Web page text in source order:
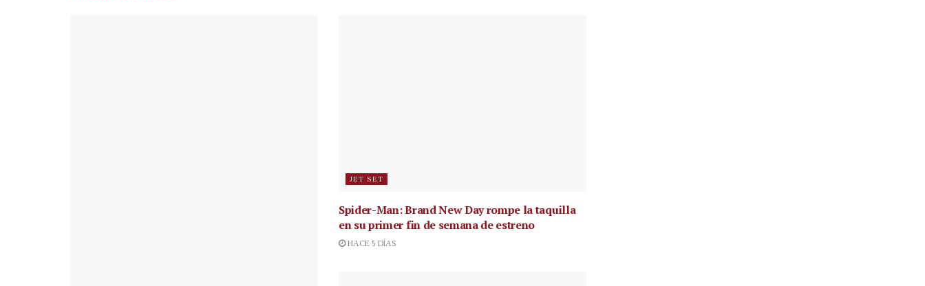
JET SET
Spider-Man: Brand New Day rompe la taquilla
en su primer fin de semana de estreno
HACE 5 DÍAS